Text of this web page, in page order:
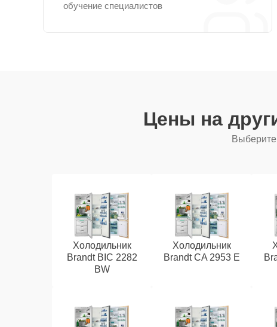
обучение специалистов
Цены на
Выберите
Холодильник
Brandt BIC 2282
BW
Холодильник
Brandt CA 2953 E